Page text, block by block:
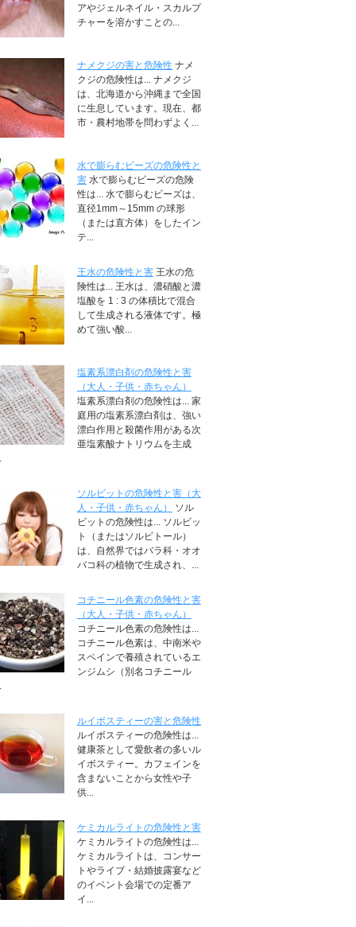
アやジェルネイル・スカルプ
チャーを溶かすことの...
ナメクジの害と危険性 ナメ
クジの危険性は... ナメクジ
は、北海道から沖縄まで全国
に生息しています。現在、都
市・農村地帯を問わずよく...
水で膨らむビーズの危険性と
害 水で膨らむビーズの危険
性は... 水で膨らむビーズは、
直径1mm～15mm の球形
（または直方体）をしたイン
テ...
王水の危険性と害 王水の危
険性は... 王水は、濃硝酸と濃
塩酸を 1 : 3 の体積比で混合
して生成される液体です。極
めて強い酸...
塩素系漂白剤の危険性と害
（大人・子供・赤ちゃん）
塩素系漂白剤の危険性は... 家
庭用の塩素系漂白剤は、強い
漂白作用と殺菌作用がある次
亜塩素酸ナトリウムを主成
ソルビットの危険性と害（大
人・子供・赤ちゃん）
ソル
ビットの危険性は... ソルビッ
ト（またはソルビトール）
は、自然界ではバラ科・オオ
バコ科の植物で生成され、...
コチニール色素の危険性と害
（大人・子供・赤ちゃん）
コチニール色素の危険性は...
コチニール色素は、中南米や
スペインで養殖されているエ
ンジムシ（別名コチニール
ルイボスティーの害と危険性
ルイボスティーの危険性は...
健康茶として愛飲者の多いル
イボスティー。カフェインを
含まないことから女性や子
供...
ケミカルライトの危険性と害
ケミカルライトの危険性は...
ケミカルライトは、コンサー
トやライブ・結婚披露宴など
のイベント会場での定番ア
イ...